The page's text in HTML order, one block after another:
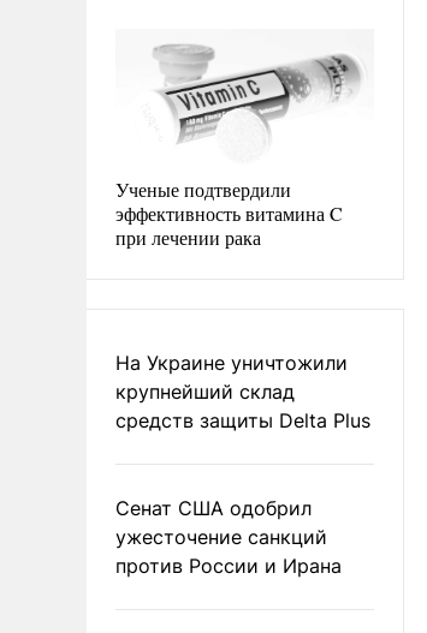
Ученые подтвердили
эффективность витамина C
при лечении рака
На Украине уничтожили
крупнейший склад
средств защиты Delta Plus
Сенат США одобрил
ужесточение санкций
против России и Ирана